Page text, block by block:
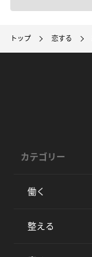
トップ 恋する
カテゴリー
働く
整える